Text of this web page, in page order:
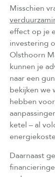
Misschien
effect op je
investering
Olsthoorn
kunnen je
naar een
bekijken we
hebben
ketel – al
Daarnaast